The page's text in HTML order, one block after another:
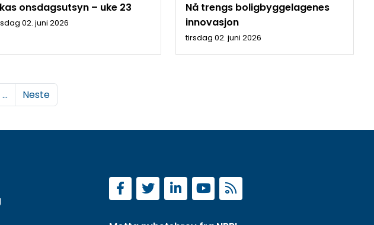
onsdagsutsyn – uke 23
02. juni 2026
Nå trengs boligbyggelagenes
innovasjon
tirsdag 02. juni 2026
... Neste